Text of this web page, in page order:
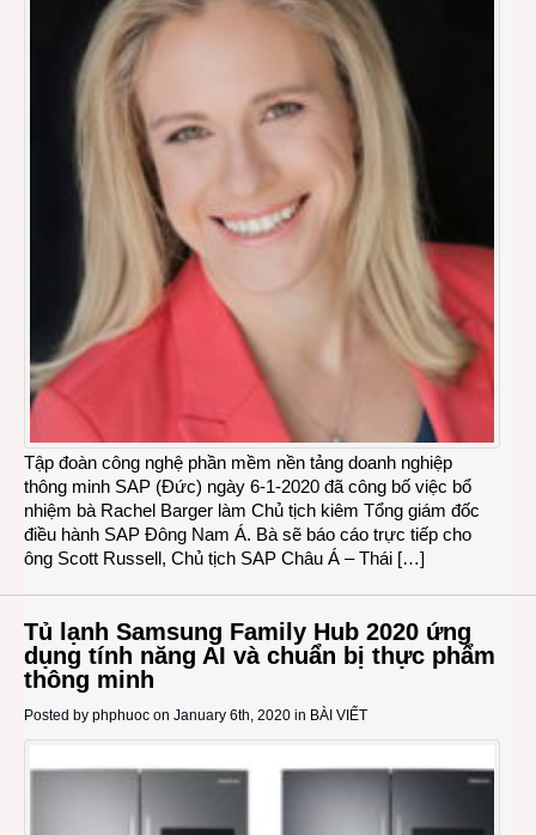
Tập đoàn công nghệ phần mềm nền tảng doanh nghiệp
thông minh SAP (Đức) ngày 6-1-2020 đã công bố việc bổ
nhiệm bà Rachel Barger làm Chủ tịch kiêm Tổng giám đốc
điều hành SAP Đông Nam Á. Bà sẽ báo cáo trực tiếp cho
ông Scott Russell, Chủ tịch SAP Châu Á – Thái […]
Tủ lạnh Samsung Family Hub 2020 ứng
dụng tính năng AI và chuẩn bị thực phẩm
thông minh
Posted by phphuoc on January 6th, 2020 in BÀI VIẾT